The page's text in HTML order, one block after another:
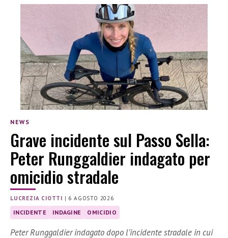
NEWS
Grave incidente sul Passo Sella:
Peter Runggaldier indagato per
omicidio stradale
LUCREZIA CIOTTI | 6 AGOSTO 2026
INCIDENTE INDAGINE OMICIDIO
Peter Runggaldier indagato dopo l’incidente stradale in cui